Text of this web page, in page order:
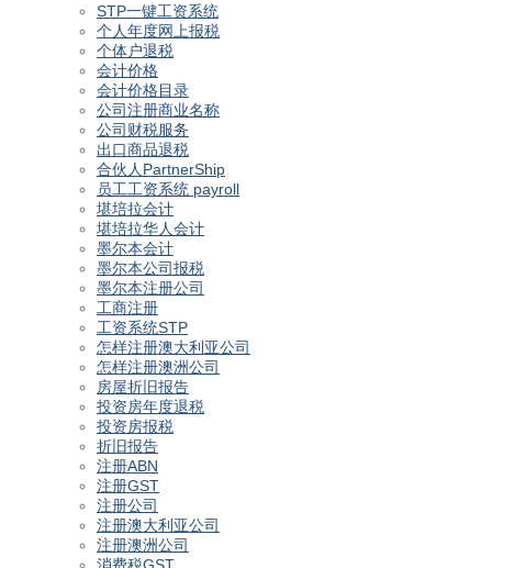
STP一键工资系统
个人年度网上报税
个体户退税
会计价格
会计价格目录
公司注册商业名称
公司财税服务
出口商品退税
合伙人PartnerShip
员工工资系统 payroll
堪培拉会计
堪培拉华人会计
墨尔本会计
墨尔本公司报税
墨尔本注册公司
工商注册
工资系统STP
怎样注册澳大利亚公司
怎样注册澳洲公司
房屋折旧报告
投资房年度退税
投资房报税
折旧报告
注册ABN
注册GST
注册公司
注册澳大利亚公司
注册澳洲公司
消费税GST